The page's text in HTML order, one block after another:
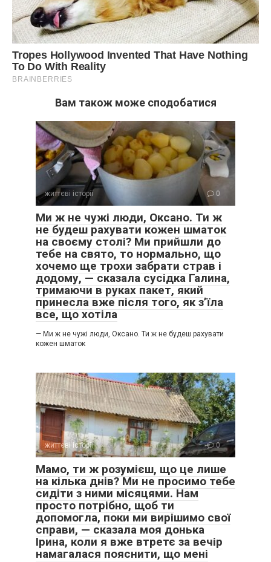
Вам також може сподобатися
життєві історії 0
Ми ж не чужі люди, Оксано. Ти ж
не будеш рахувати кожен шматок
на своєму столі? Ми прийшли до
тебе на свято, то нормально, що
хочемо ще трохи забрати страв і
додому, — сказала сусідка Галина,
тримаючи в руках пакет, який
принесла вже після того, як з’їла
все, що хотіла
— Ми ж не чужі люди, Оксано. Ти ж не будеш рахувати
кожен шматок
життєві історії 0
Мамо, ти ж розумієш, що це лише
на кілька днів? Ми не просимо тебе
сидіти з ними місяцями. Нам
просто потрібно, щоб ти
допомогла, поки ми вирішимо свої
справи, — сказала моя донька
Ірина, коли я вже втретє за вечір
намагалася пояснити, що мені